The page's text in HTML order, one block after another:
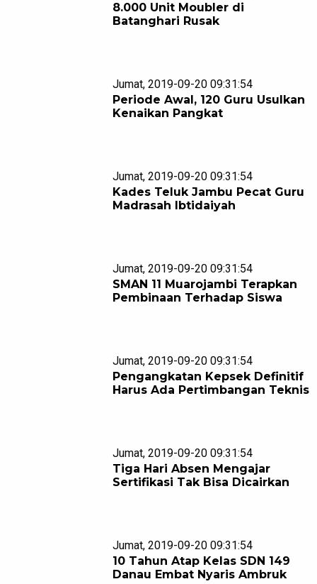
8.000 Unit Moubler di
Batanghari Rusak
Jumat, 2019-09-20 09:31:54
Periode Awal, 120 Guru Usulkan
Kenaikan Pangkat
Jumat, 2019-09-20 09:31:54
Kades Teluk Jambu Pecat Guru
Madrasah Ibtidaiyah
Jumat, 2019-09-20 09:31:54
SMAN 11 Muarojambi Terapkan
Pembinaan Terhadap Siswa
Jumat, 2019-09-20 09:31:54
Pengangkatan Kepsek Definitif
Harus Ada Pertimbangan Teknis
Jumat, 2019-09-20 09:31:54
Tiga Hari Absen Mengajar
Sertifikasi Tak Bisa Dicairkan
Jumat, 2019-09-20 09:31:54
10 Tahun Atap Kelas SDN 149
Danau Embat Nyaris Ambruk